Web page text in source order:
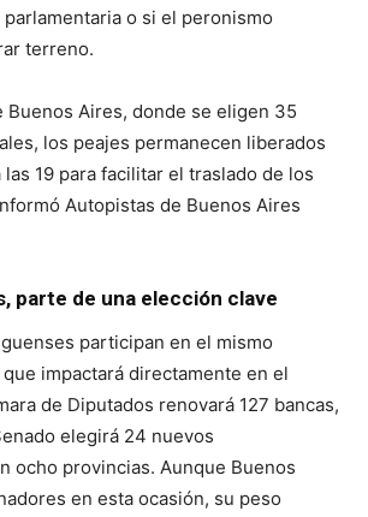
o si el peronismo
terreno.
Buenos Aires, donde se eligen 35
los peajes permanecen liberados
19 para facilitar el traslado de los
Autopistas de Buenos Aires
parte de una elección clave
participan en el mismo
impactará directamente en el
de Diputados renovará 127 bancas,
elegirá 24 nuevos
ocho provincias. Aunque Buenos
en esta ocasión, su peso